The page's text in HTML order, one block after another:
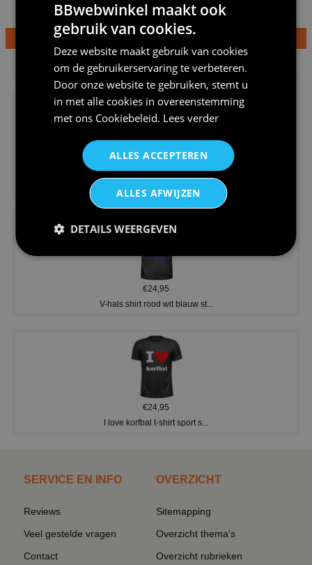
€24,95
Dames v hals t-shirt prinses v...
€24,95
Koningsdag shirt heren v-hals ...
€24,95
V-hals shirt rood wit blauw st...
€24,95
I love korfbal t-shirt sport s...
SERVICE EN INFO
Reviews
Veel gestelde vragen
Contact
OVERZICHT
Sitemapping
Overzicht thema's
Overzicht rubrieken
BBwebwinkel maakt ook
gebruik van cookies.
Deze website maakt gebruik van cookies
om de gebruikerservaring te verbeteren.
Door onze website te gebruiken, stemt u
in met alle cookies in overeenstemming
met ons Cookiebeleid. Lees verder
ALLES ACCEPTEREN
ALLES AFWIJZEN
DETAILS WEERGEVEN